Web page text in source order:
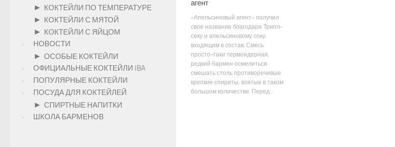
агент
«Апельсиновый агент» получил
свое название благодаря Трипл-
секу и апельсиновому соку,
входящим в состав. Смесь
просто-таки термоядерная,
редкий бармен осмелиться
смешать столь противоречивые
крепкие спириты, взятые в таком
большом количестве. Перед...
► КОКТЕЙЛИ ПО ТЕМПЕРАТУРЕ
► КОКТЕЙЛИ С МЯТОЙ
► КОКТЕЙЛИ С ЯЙЦОМ
НОВОСТИ
► ОСОБЫЕ КОКТЕЙЛИ
ОФИЦИАЛЬНЫЕ КОКТЕЙЛИ IBA
ПОПУЛЯРНЫЕ КОКТЕЙЛИ
ПОСУДА ДЛЯ КОКТЕЙЛЕЙ
► СПИРТНЫЕ НАПИТКИ
ШКОЛА БАРМЕНОВ